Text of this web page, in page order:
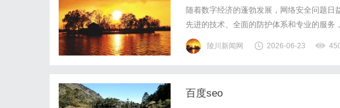
随着数字经济的蓬勃发展，网络安全问题
先进的技术、全面的防护体系和专业的服
定发展提供有力保障。在数据安全层面，天
段，通过数据分类分级技术，对数据的敏感
陵川新闻网 2026-06-23
百度seo